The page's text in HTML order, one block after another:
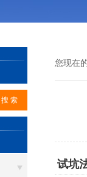
您现在
试坑